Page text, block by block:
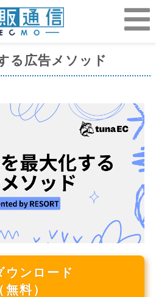
る広告メソッド
ウンロード
無料）